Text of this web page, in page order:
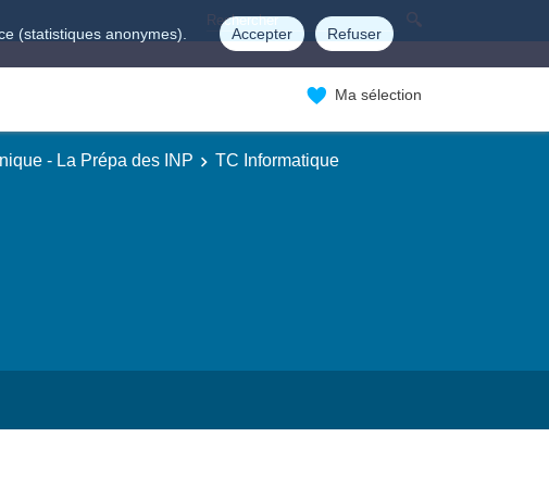
(statistiques anonymes). Accepter Refuser
Ma sélection
- La Prépa des INP TC Informatique